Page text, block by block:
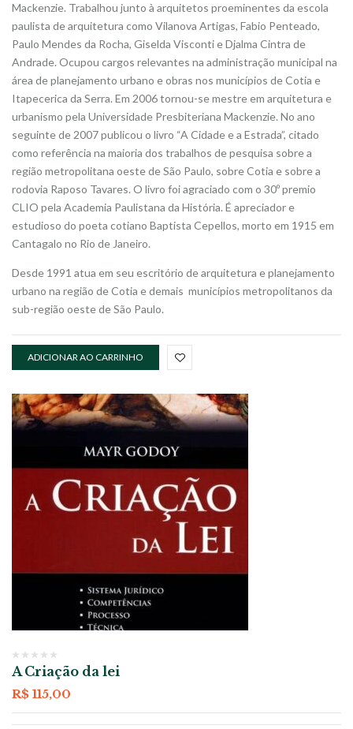
Mackenzie. Trabalhou junto à arquitetos proeminentes da escola
paulista de arquitetura como Vilanova Artigas, Fabio Penteado,
Paulo Mendes da Rocha, Giselda Visconti e Djalma Cintra de
Andrade. Ocupou cargos relevantes na administração municipal na
área de planejamento urbano e obras nos municípios de Cotia e
Itapecerica da Serra. Em 2006 tornou-se mestre em arquitetura e
urbanismo pela Universidade Presbiteriana Mackenzie. No ano
seguinte de 2007 publicou o livro “A Cidade e a Estrada”, citado
como referência na maioria dos trabalhos de pesquisa sobre a
região metropolitana oeste de São Paulo, sobre Cotia e sobre a
rodovia Raposo Tavares. O livro foi agraciado com o 30º premio
CLIO pela Academia Paulistana da História. É apreciador e
estudioso do poeta cotiano Baptista Cepellos, morto em 1915 em
Cantagalo no Rio de Janeiro.
Desde 1991 atua em seu escritório de arquitetura e planejamento
urbano na região de Cotia e demais municípios metropolitanos da
sub-região oeste de São Paulo.
ADICIONAR AO CARRINHO
A Criação da lei
R$ 115,00